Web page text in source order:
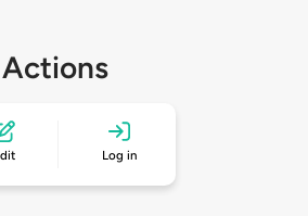
Log in